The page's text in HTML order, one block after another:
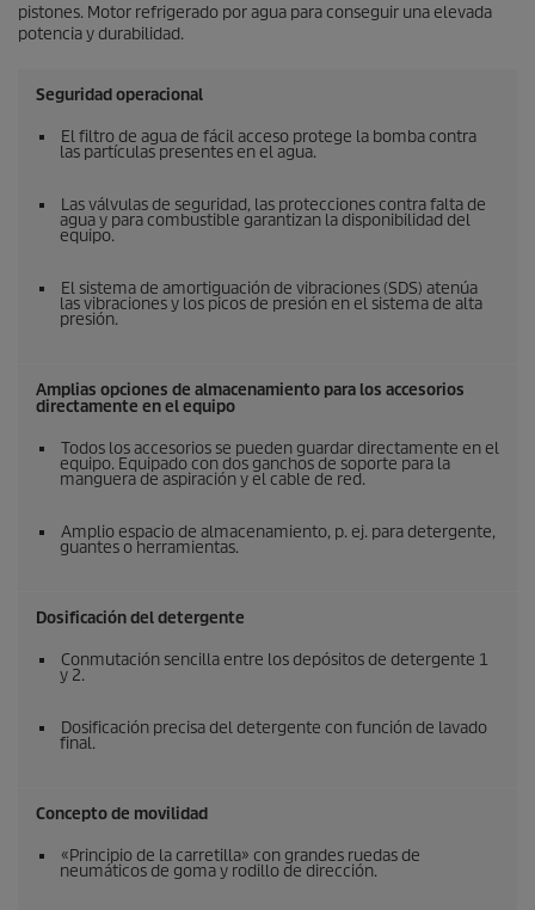
pistones. Motor refrigerado por agua para conseguir una elevada
potencia y durabilidad.
Seguridad operacional
El filtro de agua de fácil acceso protege la bomba contra
las partículas presentes en el agua.
Las válvulas de seguridad, las protecciones contra falta de
agua y para combustible garantizan la disponibilidad del
equipo.
El sistema de amortiguación de vibraciones (SDS) atenúa
las vibraciones y los picos de presión en el sistema de alta
presión.
Amplias opciones de almacenamiento para los accesorios
directamente en el equipo
Todos los accesorios se pueden guardar directamente en el
equipo. Equipado con dos ganchos de soporte para la
manguera de aspiración y el cable de red.
Amplio espacio de almacenamiento, p. ej. para detergente,
guantes o herramientas.
Dosificación del detergente
Conmutación sencilla entre los depósitos de detergente 1
y 2.
Dosificación precisa del detergente con función de lavado
final.
Concepto de movilidad
«Principio de la carretilla» con grandes ruedas de
neumáticos de goma y rodillo de dirección.